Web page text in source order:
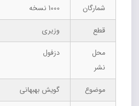
شمارگان
1000 نسخه
قطع
وزیری
محل
نشر
دزفول
موضوع
گویش بهبهانی